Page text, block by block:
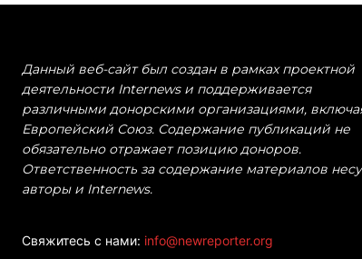
Данный веб-сайт был создан в рамках проектной
деятельности Internews и поддерживается
различными донорскими организациями,
Европейский Союз. Содержание публикаций не
обязательно отражает позицию доноров.
Ответственность за содержание материалов
авторы и Internews.
Свяжитесь с нами: info@newreporter.org